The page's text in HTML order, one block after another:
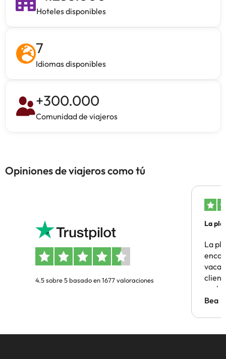
Hoteles disponibles
7
Idiomas disponibles
+300.000
Comunidad de viajeros
Opiniones de viajeros como tú
4.5 sobre 5 basado en 1677 valoraciones
La
La
Bea